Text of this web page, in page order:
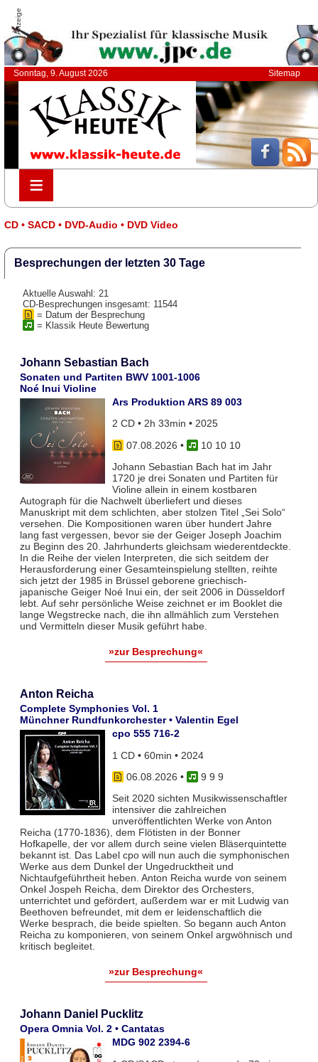
Anzeige
Sonntag, 9. August 2026 Sitemap
≡
≡
CD • SACD • DVD-Audio • DVD Video
Besprechungen der letzten 30 Tage
Aktuelle Auswahl: 21
CD-Besprechungen insgesamt: 11544
= Datum der Besprechung
= Klassik Heute Bewertung
Johann Sebastian Bach
Sonaten und Partiten BWV 1001-1006
Noé Inui Violine
Ars Produktion ARS 89 003
2 CD • 2h 33min • 2025
07.08.2026 •
10 10 10
Johann Sebastian Bach hat im Jahr
1720 je drei Sonaten und Partiten für
Violine allein in einem kostbaren
Autograph für die Nachwelt überliefert und dieses
Manuskript mit dem schlichten, aber stolzen Titel „Sei Solo“
versehen. Die Kompositionen waren über hundert Jahre
lang fast vergessen, bevor sie der Geiger Joseph Joachim
zu Beginn des 20. Jahrhunderts gleichsam wiederentdeckte.
In die Reihe der vielen Interpreten, die sich seitdem der
Herausforderung einer Gesamteinspielung stellten, reihte
sich jetzt der 1985 in Brüssel geborene griechisch-
japanische Geiger Noé Inui ein, der seit 2006 in Düsseldorf
lebt. Auf sehr persönliche Weise zeichnet er im Booklet die
lange Wegstrecke nach, die ihn allmählich zum Verstehen
und Vermitteln dieser Musik geführt habe.
»zur Besprechung«
Anton Reicha
Complete Symphonies Vol. 1
Münchner Rundfunkorchester • Valentin Egel
cpo 555 716-2
1 CD • 60min • 2024
06.08.2026 •
9 9 9
Seit 2020 sichten Musikwissenschaftler
intensiver die zahlreichen
unveröffentlichten Werke von Anton
Reicha (1770-1836), dem Flötisten in der Bonner
Hofkapelle, der vor allem durch seine vielen Bläserquintette
bekannt ist. Das Label cpo will nun auch die symphonischen
Werke aus dem Dunkel der Ungedrucktheit und
Nichtaufgeführtheit heben. Anton Reicha wurde von seinem
Onkel Jospeh Reicha, dem Direktor des Orchesters,
unterrichtet und gefördert, außerdem war er mit Ludwig van
Beethoven befreundet, mit dem er leidenschaftlich die
Werke besprach, die beide spielten. So begann auch Anton
Reicha zu komponieren, von seinem Onkel argwöhnisch und
kritisch begleitet.
»zur Besprechung«
Johann Daniel Pucklitz
Opera Omnia Vol. 2 • Cantatas
MDG 902 2394-6